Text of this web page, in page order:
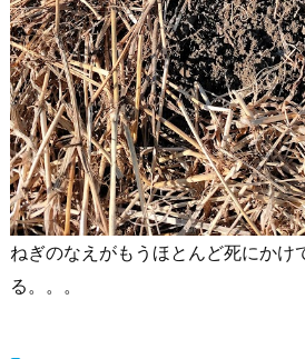
ねぎのなえがもうほとんど死にかけ
る。。。